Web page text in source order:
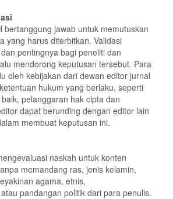
bertanggung jawab untuk memutuskan
yang harus diterbitkan. Validasi
pentingnya bagi peneliti dan
mendorong keputusan tersebut. Para
oleh kebijakan dari dewan editor jurnal
hukum yang berlaku, seperti
pelanggaran hak cipta dan
dapat berunding dengan editor lain
membuat keputusan ini.
naskah untuk konten
memandang ras, jenis kelamin,
agama, etnis,
pandangan politik dari para penulis.